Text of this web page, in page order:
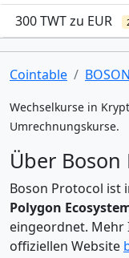
300 TWT zu EUR
Cointable BOSON
Wechselkurse in
Umrechnungskurse.
Über Boson
Boson Protocol ist
Polygon
eingeordnet.
offiziellen Website